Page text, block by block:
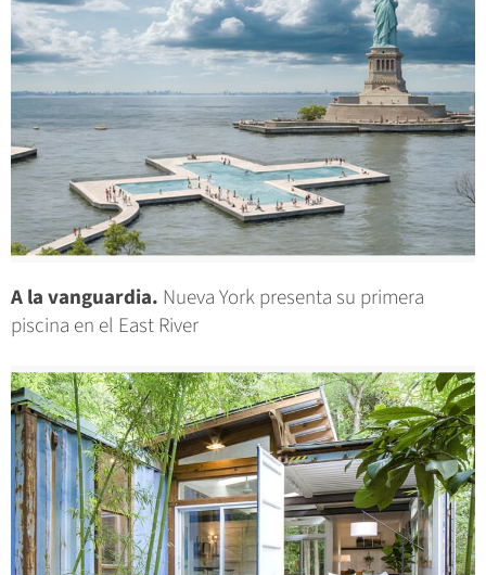
A la vanguardia. Nueva York presenta su primera
piscina en el East River